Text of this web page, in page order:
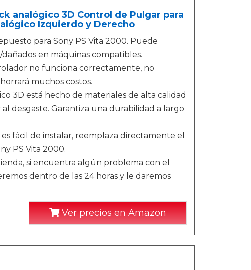
analógico 3D Control de Pulgar para
Izquierdo y Derecho
para Sony PS Vita 2000. Puede
en máquinas compatibles.
no funciona correctamente, no
muchos costos.
3D está hecho de materiales de alta calidad
desgaste. Garantiza una durabilidad a largo
fácil de instalar, reemplaza directamente el
PS Vita 2000.
si encuentra algún problema con el
dentro de las 24 horas y le daremos
Ver precios en Amazon